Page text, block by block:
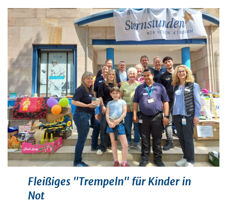
Fleißiges "Trempeln" für Kinder in
Not